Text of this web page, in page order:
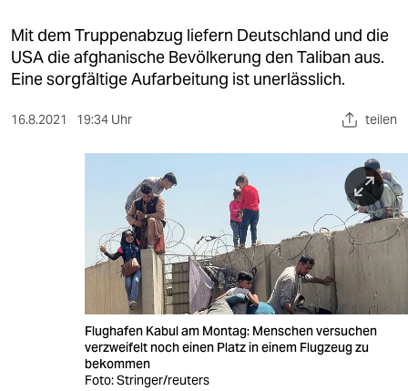
kultur
sport
berlin
fragen & hilfe
Mit dem Truppenabzug liefern Deutschland und die
USA die afghanische Bevölkerung den Taliban aus.
Eine sorgfältige Aufarbeitung ist unerlässlich.
16.8.2021 19:34 Uhr teilen
Flughafen Kabul am Montag: Menschen versuchen
verzweifelt noch einen Platz in einem Flugzeug zu
bekommen
Foto: Stringer/reuters